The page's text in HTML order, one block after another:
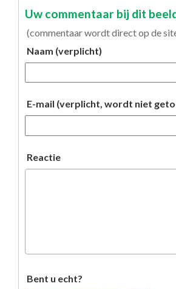
Uw commentaar bij dit
(commentaar wordt direct op de
Naam (verplicht)
E-mail (verplicht, wordt niet
Reactie
Bent u echt?